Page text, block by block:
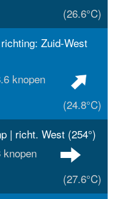
(26.6°C)
Zuid-West
knopen
(24.8°C)
| richt. West (254°)
(27.6°C)